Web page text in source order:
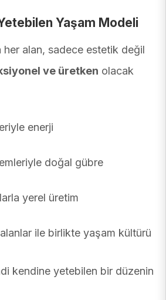
Yaşam Modeli
her alan, sadece estetik değil
ve üretken olacak
enerji
doğal gübre
yerel üretim
ile birlikte yaşam kültürü
kendine yetebilen bir düzenin